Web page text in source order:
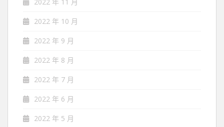
2022 年 10 月
2022 年 9 月
2022 年 8 月
2022 年 7 月
2022 年 6 月
2022 年 5 月